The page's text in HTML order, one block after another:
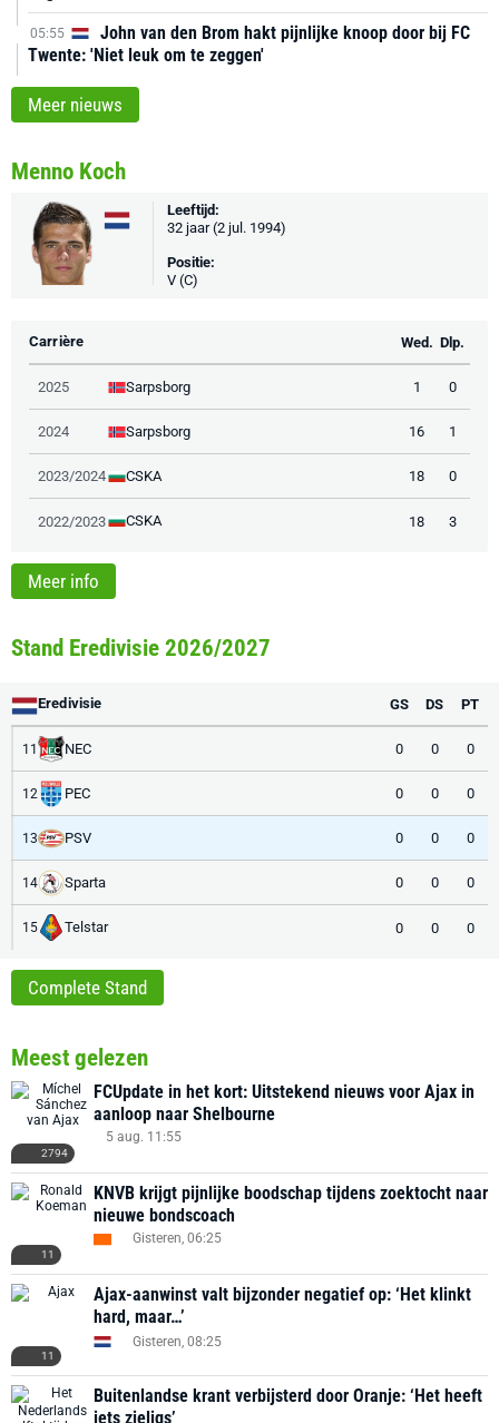
05:55
John van den Brom hakt pijnlijke knoop door bij FC
Twente: 'Niet leuk om te zeggen'
Meer nieuws
Menno Koch
Leeftijd:
32 jaar (2 jul. 1994)
Positie:
V (C)
Carrière Wed. Dlp.
2025 Sarpsborg 1 0
2024 Sarpsborg 16 1
2023/2024 CSKA 18 0
2022/2023 CSKA 18 3
Meer info
Stand Eredivisie 2026/2027
Eredivisie GS DS PT
11 NEC 0 0 0
12 PEC 0 0 0
13 PSV 0 0 0
14 Sparta 0 0 0
15 Telstar 0 0 0
Complete Stand
Meest gelezen
2794
FCUpdate in het kort: Uitstekend nieuws voor Ajax in
aanloop naar Shelbourne
5 aug. 11:55
11
KNVB krijgt pijnlijke boodschap tijdens zoektocht naar
nieuwe bondscoach
Gisteren, 06:25
11
Ajax-aanwinst valt bijzonder negatief op: ‘Het klinkt
hard, maar…’
Gisteren, 08:25
Buitenlandse krant verbijsterd door Oranje: ‘Het heeft
iets zieligs’